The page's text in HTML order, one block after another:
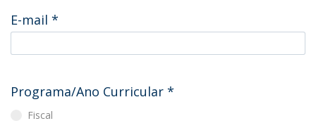
E-mail *
Programa/Ano Curricular *
Fiscal